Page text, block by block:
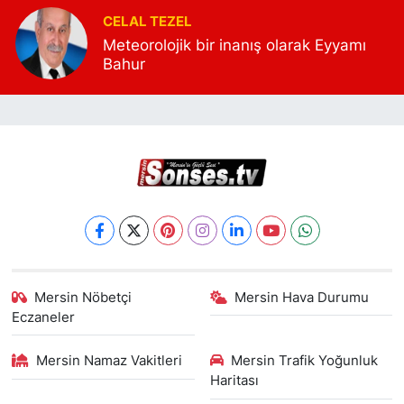
Mersin siyasetini, belediye yönetimlerini,
yerel ekonomi dinamiklerini ve toplumsal
meseleleri analiz eder. Yazılarında polemik
dil yerine kamu yararını önceleyen bir
kuşaklara belge bırakmaktır.
CELAL TEZEL
Meteorolojik bir inanış olarak Eyyamı
Bahur
Mersin Nöbetçi
Eczaneler
Mersin Hava Durumu
Mersin Namaz Vakitleri
Mersin Trafik Yoğunluk
Haritası